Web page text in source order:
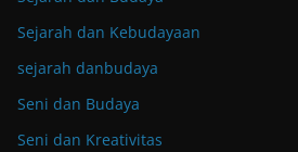
Sejarah dan Kebudayaan
sejarah danbudaya
Seni dan Budaya
Seni dan Kreativitas